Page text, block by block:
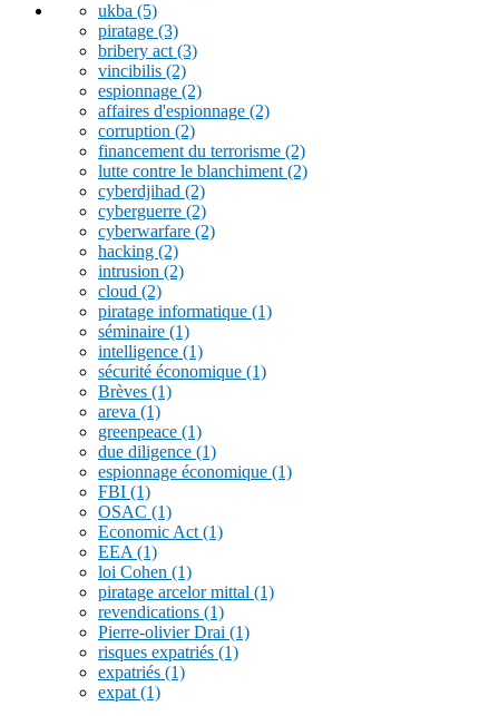
ukba (5)
piratage (3)
bribery act (3)
vincibilis (2)
espionnage (2)
affaires d'espionnage (2)
corruption (2)
financement du terrorisme (2)
lutte contre le blanchiment (2)
cyberdjihad (2)
cyberguerre (2)
cyberwarfare (2)
hacking (2)
intrusion (2)
cloud (2)
piratage informatique (1)
séminaire (1)
intelligence (1)
sécurité économique (1)
Brèves (1)
areva (1)
greenpeace (1)
due diligence (1)
espionnage économique (1)
FBI (1)
OSAC (1)
Economic Act (1)
EEA (1)
loi Cohen (1)
piratage arcelor mittal (1)
revendications (1)
Pierre-olivier Drai (1)
risques expatriés (1)
expatriés (1)
expat (1)